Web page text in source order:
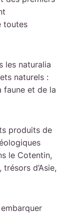
toutes
les naturalia
naturels :
faune et de la
produits de
le Cotentin,
d’Asie,